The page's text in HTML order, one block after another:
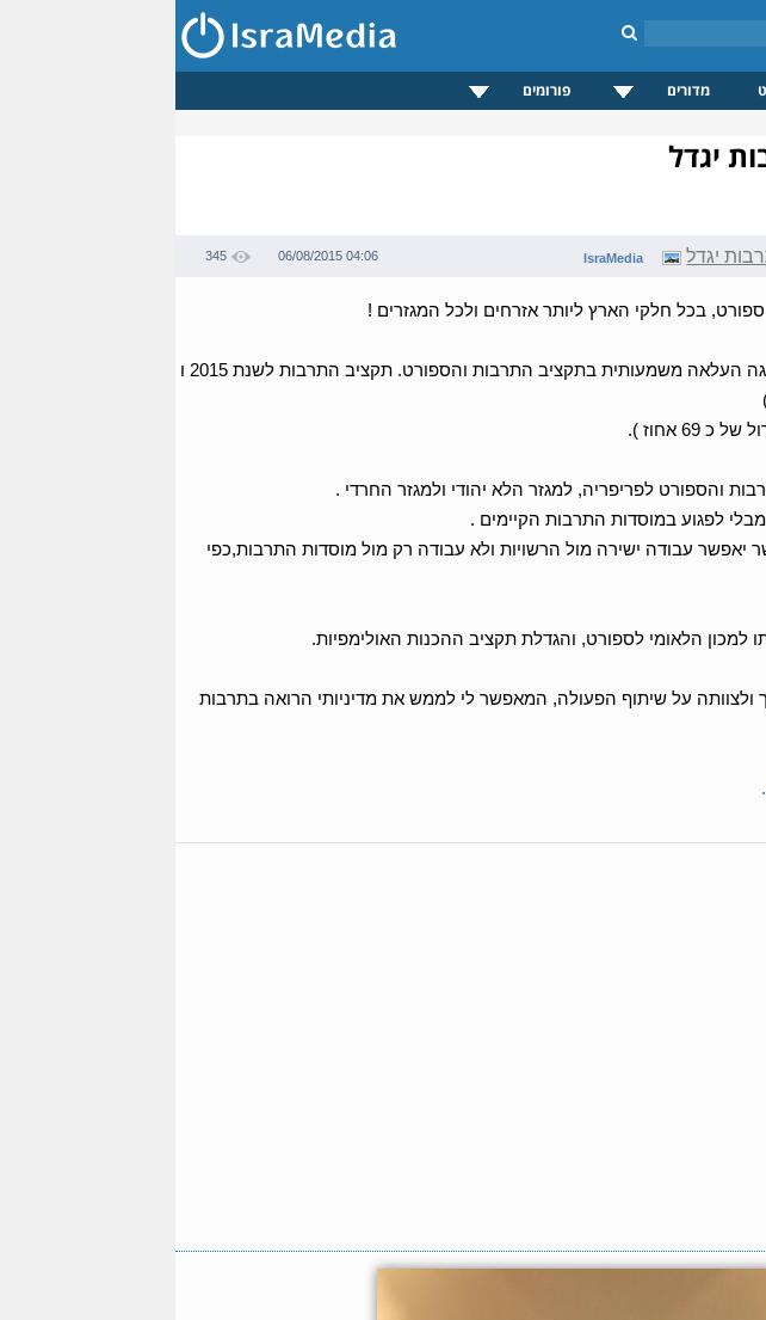
מדורים פורומים
יגדל
יגדל IsraMedia
06/08/2015 04:06
345
בכל חלקי הארץ ליותר אזרחים ולכל המגזרים !
הישג חסר תקדים של שרת התרבות והספורט ,אשר השיגה העלאה משמעותית בתקציב התרבות והספורט. תקציב התרבות לשנת 2015 ו
והספורט לפריפריה, למגזר הלא יהודי ולמגזר החרדי .
לפגוע במוסדות התרבות הקיימים .
עבודה ישירה מול הרשויות ולא עבודה רק מול מוסדות התרבות,כפי
למכון הלאומי לספורט, והגדלת תקציב ההכנות האולימפיות.
על שיתוף הפעולה, המאפשר לי לממש את מדיניותי הרואה בתרבות